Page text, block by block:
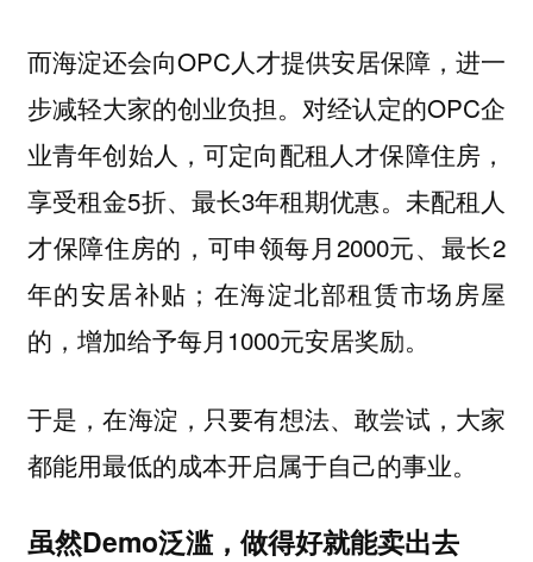
而海淀还会向OPC人才提供安居保障，进一
步减轻大家的创业负担。对经认定的OPC企
业青年创始人，可定向配租人才保障住房，
享受租金5折、最长3年租期优惠。未配租人
才保障住房的，可申领每月2000元、最长2
年的安居补贴；在海淀北部租赁市场房屋
的，增加给予每月1000元安居奖励。
于是，在海淀，只要有想法、敢尝试，大家
都能用最低的成本开启属于自己的事业。
虽然Demo泛滥，做得好就能卖出去